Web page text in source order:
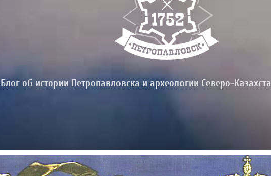
Блог об истории Петропавловска и археологии Северо-